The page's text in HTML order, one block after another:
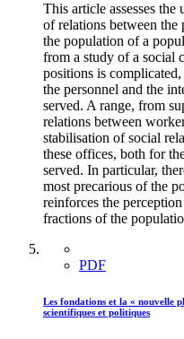
This article assesses
of relations between
the population of a
from a study of a social
positions is
the personnel and the
served. A range, from
relations between
stabilisation of social
these offices, both for
served. In particular,
most precarious of the
reinforces the
fractions of the
PDF
Les fondations et la « nouvelle
scientifiques et politiques